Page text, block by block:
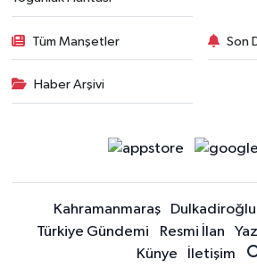
Tüm Manşetler Son
Haber Arşivi
Kahramanmaraş Dulkadiroğlu
Türkiye Gündemi
Resmi İlan
Künye
İletişim